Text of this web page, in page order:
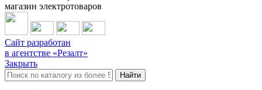
магазин электротоваров
Сайт разработан
в агентстве «Резалт»
Закрыть
Найти